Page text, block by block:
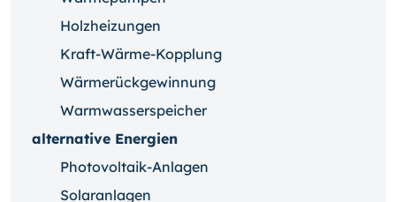
Holzheizungen
Kraft-Wärme-Kopplung
Wärmerückgewinnung
Warmwasserspeicher
alternative Energien
Photovoltaik-Anlagen
Solaranlagen